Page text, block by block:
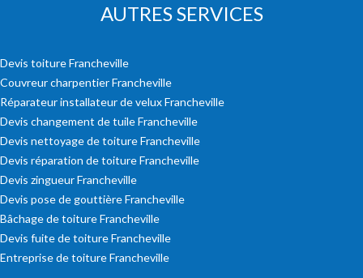
AUTRES SERVICES
Devis toiture Francheville
Couvreur charpentier Francheville
Réparateur installateur de velux Francheville
Devis changement de tuile Francheville
Devis nettoyage de toiture Francheville
Devis réparation de toiture Francheville
Devis zingueur Francheville
Devis pose de gouttière Francheville
Bâchage de toiture Francheville
Devis fuite de toiture Francheville
Entreprise de toiture Francheville